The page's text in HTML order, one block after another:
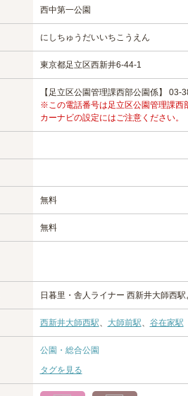
西中第一公園
にしちゅうだいいちこうえん
東京都足立区西新井6-44-1
【足立区公園管理課西部公園係】 03-
※この電話番号は足立区公園管理課西
カーナビの設定にはご注意ください。
無料
無料
日暮里・舎人ライナー 西新井大師西
西新井大師西駅、 大師前駅、 谷在家駅
公園・総合公園
タグを見る